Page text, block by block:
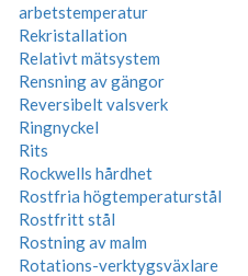
arbetstemperatur
Rekristallation
Relativt mätsystem
Rensning av gängor
Reversibelt valsverk
Ringnyckel
Rits
Rockwells hårdhet
Rostfria högtemperaturstål
Rostfritt stål
Rostning av malm
Rotations-verktygsväxlare